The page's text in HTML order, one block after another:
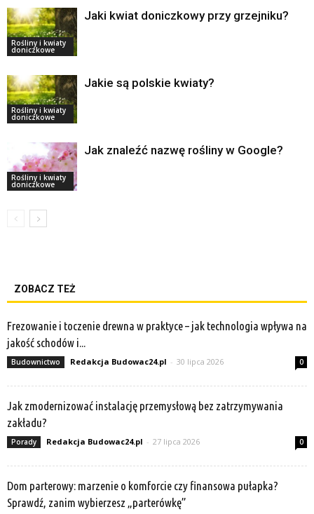
Rośliny i kwiaty
doniczkowe
Jaki kwiat doniczkowy przy grzejniku?
Rośliny i kwiaty
doniczkowe
Jakie są polskie kwiaty?
Rośliny i kwiaty
doniczkowe
Jak znaleźć nazwę rośliny w Google?
ZOBACZ TEŻ
Frezowanie i toczenie drewna w praktyce – jak technologia wpływa na
jakość schodów i...
Budownictwo Redakcja Budowac24.pl - 30 lipca 2026 0
Jak zmodernizować instalację przemysłową bez zatrzymywania
zakładu?
Porady Redakcja Budowac24.pl - 27 lipca 2026 0
Dom parterowy: marzenie o komforcie czy finansowa pułapka?
Sprawdź, zanim wybierzesz „parterówkę”